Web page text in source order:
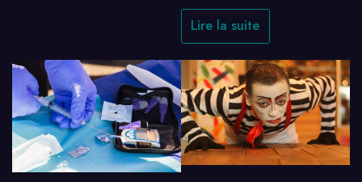
Lire la suite